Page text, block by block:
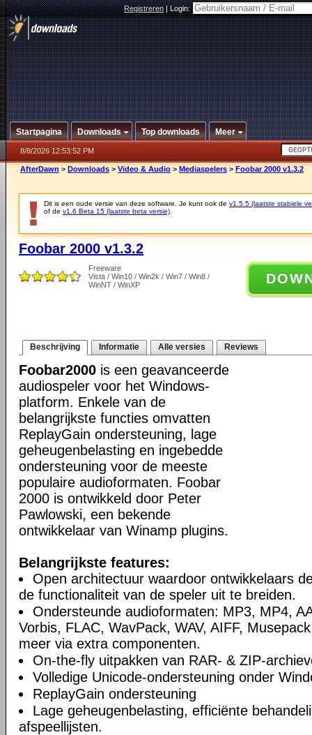
Registreren|Login:
Startpagina Downloads Top downloads Meer
8/8/2026 12:53:52 PM
AfterDawn > Downloads > Video & Audio > Mediaspelers > Foobar 2000 v1.3.2
Dit is een oude versie van deze software. Je kunt ook de v1.5.5 (laatste stabiele
of de v1.6 Beta 15 (laatste beta versie)
Foobar 2000 v1.3.2
Freeware
Vista / Win10 / Win2k / Win7 / Win8 /
WinNT / WinXP
Beschrijving Informatie Alle versies Reviews
Foobar2000 is een geavanceerde
audiospeler voor het Windows-
platform. Enkele van de
belangrijkste functies omvatten
ReplayGain ondersteuning, lage
geheugenbelasting en ingebedde
ondersteuning voor de meeste
populaire audioformaten. Foobar
2000 is ontwikkeld door Peter
Pawlowski, een bekende
ontwikkelaar van Winamp plugins.
Belangrijkste features:
Open architectuur waardoor ontwikkelaars
de functionaliteit van de speler uit te breiden.
Ondersteunde audioformaten: MP3, MP4,
Vorbis, FLAC, WavPack, WAV, AIFF,
meer via extra componenten.
On-the-fly uitpakken van RAR- & ZIP-
Volledige Unicode-ondersteuning onder
ReplayGain ondersteuning
Lage geheugenbelasting, efficiënte
afspeellijsten.